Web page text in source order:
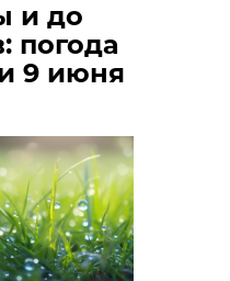
и до
погода
9 июня